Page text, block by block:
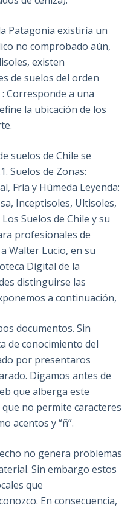
Patagonia existiría un
no comprobado aún,
existen
de suelos del orden
Corresponde a una
la ubicación de los
suelos de Chile se
Suelos de Zonas:
Fría y Húmeda Leyenda:
Inceptisoles, Ultisoles,
Suelos de Chile y su
profesionales de
Walter Lucio, en su
Digital de la
distinguirse las
a continuación,
documentos. Sin
de conocimiento del
por presentaros
Digamos antes de
que alberga este
no permite caracteres
acentos y “ñ”.
no genera problemas
Sin embargo estos
que
En consecuencia,